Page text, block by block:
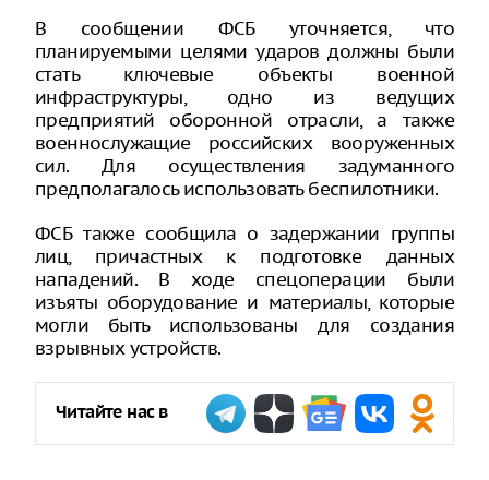
В сообщении ФСБ уточняется, что
планируемыми целями ударов должны были
стать ключевые объекты военной
инфраструктуры, одно из ведущих
предприятий оборонной отрасли, а также
военнослужащие российских вооруженных
сил. Для осуществления задуманного
предполагалось использовать беспилотники.
ФСБ также сообщила о задержании группы
лиц, причастных к подготовке данных
нападений. В ходе спецоперации были
изъяты оборудование и материалы, которые
могли быть использованы для создания
взрывных устройств.
Читайте нас в